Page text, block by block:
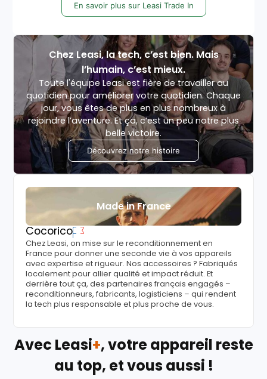
En savoir plus sur Leasi Trade In
Chez Leasi, la tech, c’est bien. Mais
l’humain, c’est mieux.
Toute l'équipe Leasi est fière de travailler au
quotidien pour améliorer votre quotidien. Chaque
jour, vous êtes de plus en plus nombreux à
rejoindre l’aventure. Et ça, c’est un peu notre plus
belle victoire.
Découvrez notre histoire
Made in France
Cocorico
Chez Leasi, on mise sur le reconditionnement en
France pour donner une seconde vie à vos appareils
avec expertise et rigueur. Nos accessoires ? Fabriqués
localement pour allier qualité et impact réduit. Et
derrière tout ça, des partenaires français engagés –
reconditionneurs, fabricants, logisticiens – qui rendent
la tech plus responsable et plus proche de vous.
Avec Leasi+, votre appareil reste
au top, et vous aussi !